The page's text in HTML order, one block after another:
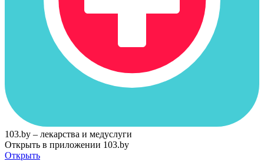
103.by – лекарства и медуслуги
Открыть в приложении 103.by
Открыть